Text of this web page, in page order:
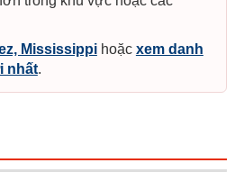
Mississippihoặc xem danh
nhất.